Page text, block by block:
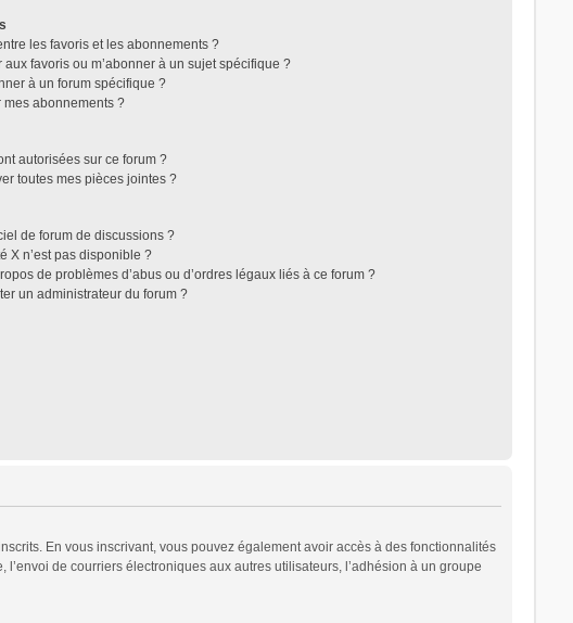
les favoris et les abonnements ?
favoris ou m’abonner à un sujet spécifique ?
à un forum spécifique ?
abonnements ?
autorisées sur ce forum ?
toutes mes pièces jointes ?
de forum de discussions ?
X n’est pas disponible ?
de problèmes d’abus ou d’ordres légaux liés à ce forum ?
un administrateur du forum ?
En vous inscrivant, vous pouvez également avoir accès à des fonctionnalités
de courriers électroniques aux autres utilisateurs, l’adhésion à un groupe